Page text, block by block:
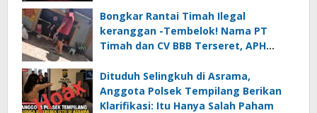
Bongkar Rantai Timah Ilegal
keranggan -Tembelok! Nama PT
Timah dan CV BBB Terseret, APH
Dituduh Selingkuh di Asrama,
Anggota Polsek Tempilang Berikan
Klarifikasi: Itu Hanya Salah Paham